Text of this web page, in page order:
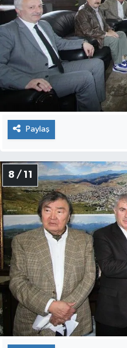
Paylaş
8 / 11